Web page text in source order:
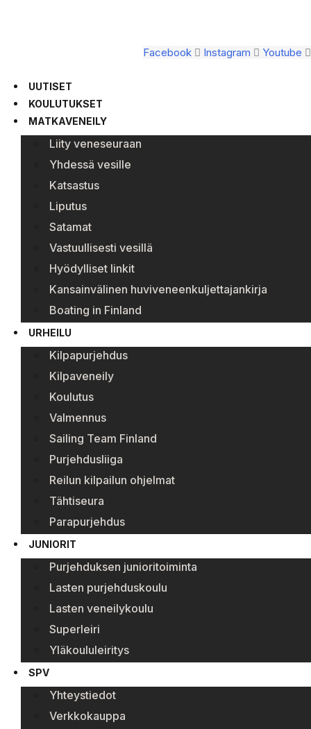
Facebook Instagram Youtube
UUTISET
KOULUTUKSET
MATKAVENEILY
Liity veneseuraan
Yhdessä vesille
Katsastus
Liputus
Satamat
Vastuullisesti vesillä
Hyödylliset linkit
Kansainvälinen huviveneenkuljettajankirja
Boating in Finland
URHEILU
Kilpapurjehdus
Kilpaveneily
Koulutus
Valmennus
Sailing Team Finland
Purjehdusliiga
Reilun kilpailun ohjelmat
Tähtiseura
Parapurjehdus
JUNIORIT
Purjehduksen junioritoiminta
Lasten purjehduskoulu
Lasten veneilykoulu
Superleiri
Yläkoululeiritys
SPV
Yhteystiedot
Verkkokauppa